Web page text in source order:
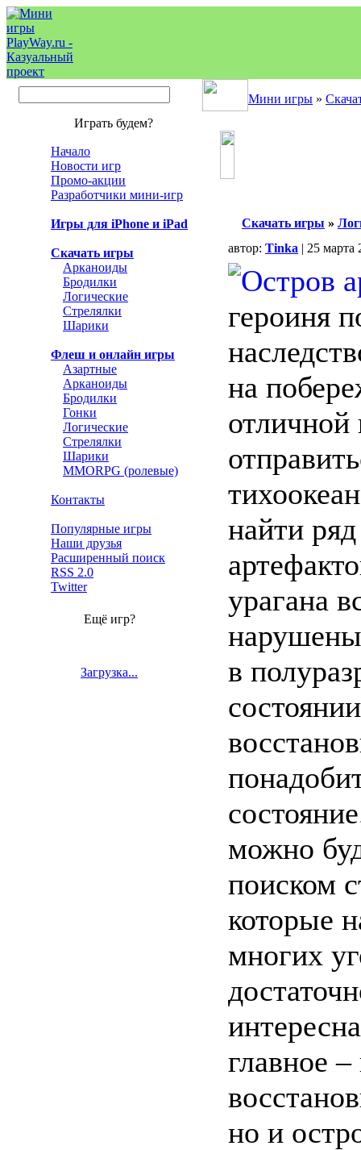
Мини игры »
Играть будем?
Начало
Новости игр
Промо-акции
Разработчики мини-игр
Игры для iPhone и iPad
Скачать игры
Арканоиды
Бродилки
Логические
Стрелялки
Шарики
Флеш и онлайн игры
Азартные
Арканоиды
Бродилки
Гонки
Логические
Стрелялки
Шарики
MMORPG (ролевые)
Контакты
Популярные игры
Наши друзья
Расширенный поиск
RSS 2.0
Twitter
Ещё игр?
Загрузка...
Скачать игры »
автор: Tinka | 25 марта
героиня
на
найти
урагана
в
можно
поиском
которые
многих
главное
но и